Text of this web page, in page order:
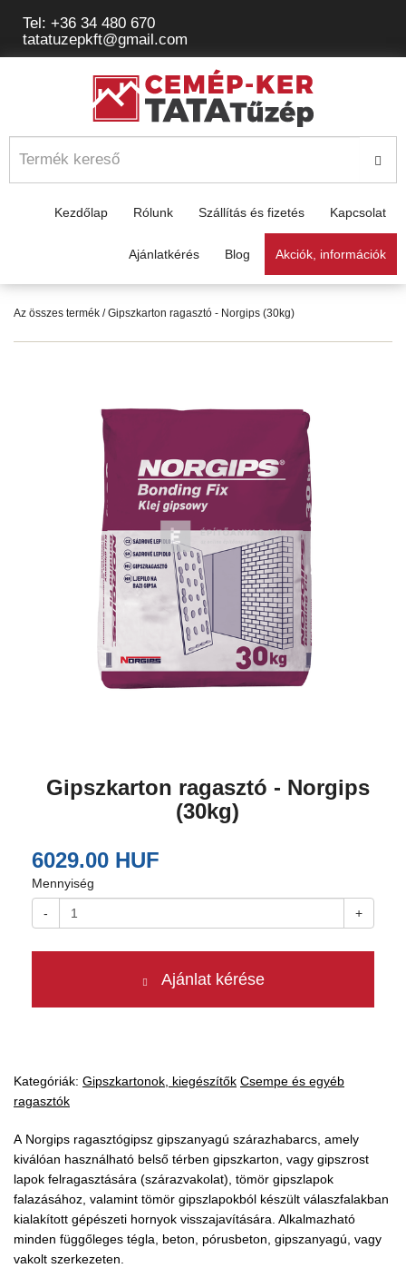
Tel: +36 34 480 670
tatatuzepkft@gmail.com
Kezdőlap Rólunk Szállítás és fizetés Kapcsolat
Ajánlatkérés Blog Akciók, információk
Az összes termék / Gipszkarton ragasztó - Norgips (30kg)
Gipszkarton ragasztó - Norgips
(30kg)
6029.00 HUF
Mennyiség
- +
Ajánlat kérése
Kategóriák: Gipszkartonok, kiegészítők Csempe és egyéb
ragasztók
A Norgips ragasztógipsz gipszanyagú szárazhabarcs, amely
kiválóan használható belső térben gipszkarton, vagy gipszrost
lapok felragasztására (szárazvakolat), tömör gipszlapok
falazásához, valamint tömör gipszlapokból készült válaszfalakban
kialakított gépészeti hornyok visszajavítására. Alkalmazható
minden függőleges tégla, beton, pórusbeton, gipszanyagú, vagy
vakolt szerkezeten.